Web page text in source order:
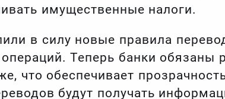
имущественные налоги.
в силу новые правила
Теперь банки обязаны
что обеспечивает
будут получать